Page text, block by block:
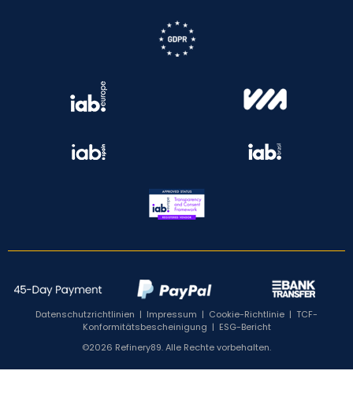
Datenschutzrichtlinien | Impressum | Cookie-Richtlinie | TCF-
Konformitätsbescheinigung | ESG-Bericht
©2026 Refinery89. Alle Rechte vorbehalten.